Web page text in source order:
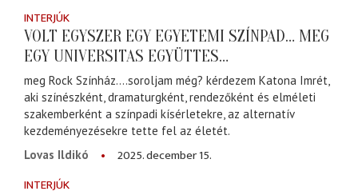
INTERJÚK
VOLT EGYSZER EGY EGYETEMI SZÍNPAD… MEG
EGY UNIVERSITAS EGYÜTTES…
meg Rock Színház….soroljam még? kérdezem Katona Imrét,
aki színészként, dramaturgként, rendezőként és elméleti
szakemberként a színpadi kísérletekre, az alternatív
kezdeményezésekre tette fel az életét.
Lovas Ildikó
2025. december 15.
INTERJÚK